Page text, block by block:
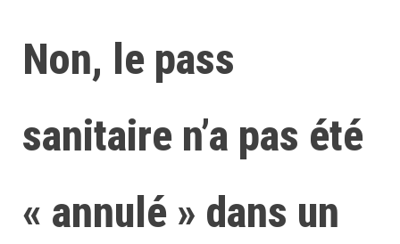
Non, le pass
sanitaire n’a pas été
« annulé » dans un